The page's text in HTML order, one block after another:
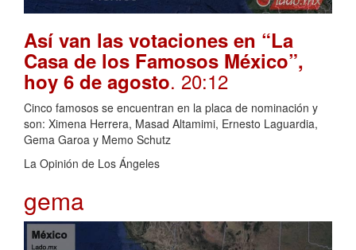
Así van las votaciones en “La
Casa de los Famosos México”,
hoy 6 de agosto. 20:12
Cinco famosos se encuentran en la placa de nominación y
son: Ximena Herrera, Masad Altamimi, Ernesto Laguardia,
Gema Garoa y Memo Schutz
La Opinión de Los Ángeles
gema